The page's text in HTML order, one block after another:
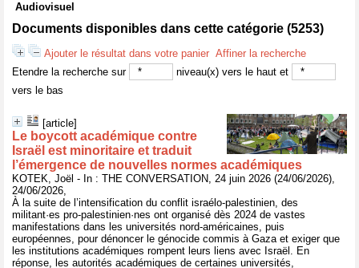
Audiovisuel
Documents disponibles dans cette catégorie (5253)
Ajouter le résultat dans votre panier Affiner la recherche
Etendre la recherche sur
niveau(x) vers le haut et
vers le bas
[article]
Le boycott académique contre
Israël est minoritaire et traduit
l’émergence de nouvelles normes académiques
KOTEK, Joël - In : THE CONVERSATION, 24 juin 2026 (24/06/2026),
24/06/2026,
À la suite de l’intensification du conflit israélo-palestinien, des
militant·es pro-palestinien·nes ont organisé dès 2024 de vastes
manifestations dans les universités nord-américaines, puis
européennes, pour dénoncer le génocide commis à Gaza et exiger que
les institutions académiques rompent leurs liens avec Israël. En
réponse, les autorités académiques de certaines universités,